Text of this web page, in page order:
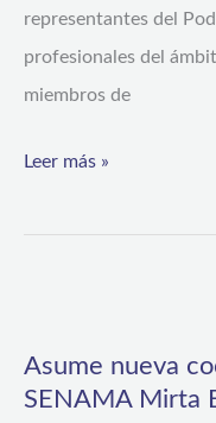
representantes del
profesionales del
miembros de
la
Universidad
de
Leer más »
Asume nueva
SENAMA Mirta
coordinadora